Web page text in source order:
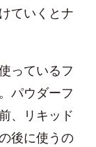
ていくとナ
っているフ
パウダーフ
、リキッド
後に使うの